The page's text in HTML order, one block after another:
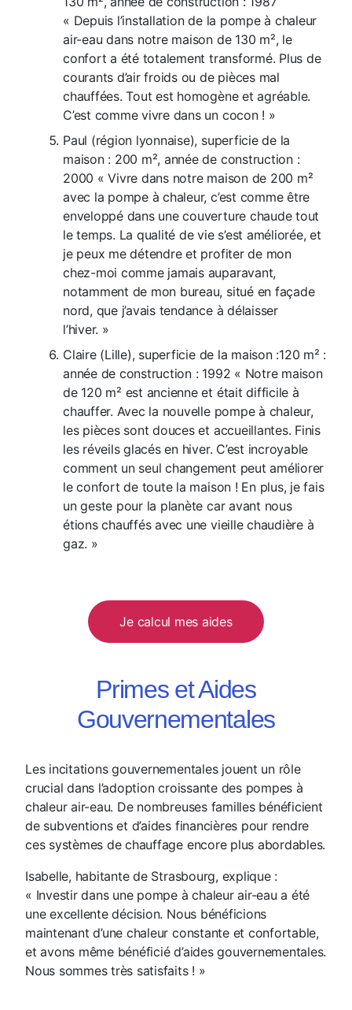
« Depuis l’installation de la pompe à chaleur
air-eau dans notre maison de 130 m², le
confort a été totalement transformé. Plus de
courants d’air froids ou de pièces mal
chauffées. Tout est homogène et agréable.
C’est comme vivre dans un cocon ! »
Paul (région lyonnaise), superficie de la
maison : 200 m², année de construction :
2000 « Vivre dans notre maison de 200 m²
avec la pompe à chaleur, c’est comme être
enveloppé dans une couverture chaude tout
le temps. La qualité de vie s’est améliorée, et
je peux me détendre et profiter de mon
chez-moi comme jamais auparavant,
notamment de mon bureau, situé en façade
nord, que j’avais tendance à délaisser
l’hiver. »
Claire (Lille), superficie de la maison :120 m² :
année de construction : 1992 « Notre maison
de 120 m² est ancienne et était difficile à
chauffer. Avec la nouvelle pompe à chaleur,
les pièces sont douces et accueillantes. Finis
les réveils glacés en hiver. C’est incroyable
comment un seul changement peut améliorer
le confort de toute la maison ! En plus, je fais
un geste pour la planète car avant nous
étions chauffés avec une vieille chaudière à
gaz. »
Je calcul mes aides
Primes et Aides
Gouvernementales
Les incitations gouvernementales jouent un rôle
crucial dans l’adoption croissante des pompes à
chaleur air-eau. De nombreuses familles bénéficient
de subventions et d’aides financières pour rendre
ces systèmes de chauffage encore plus abordables.
Isabelle, habitante de Strasbourg, explique :
« Investir dans une pompe à chaleur air-eau a été
une excellente décision. Nous bénéficions
maintenant d’une chaleur constante et confortable,
et avons même bénéficié d’aides gouvernementales.
Nous sommes très satisfaits ! »